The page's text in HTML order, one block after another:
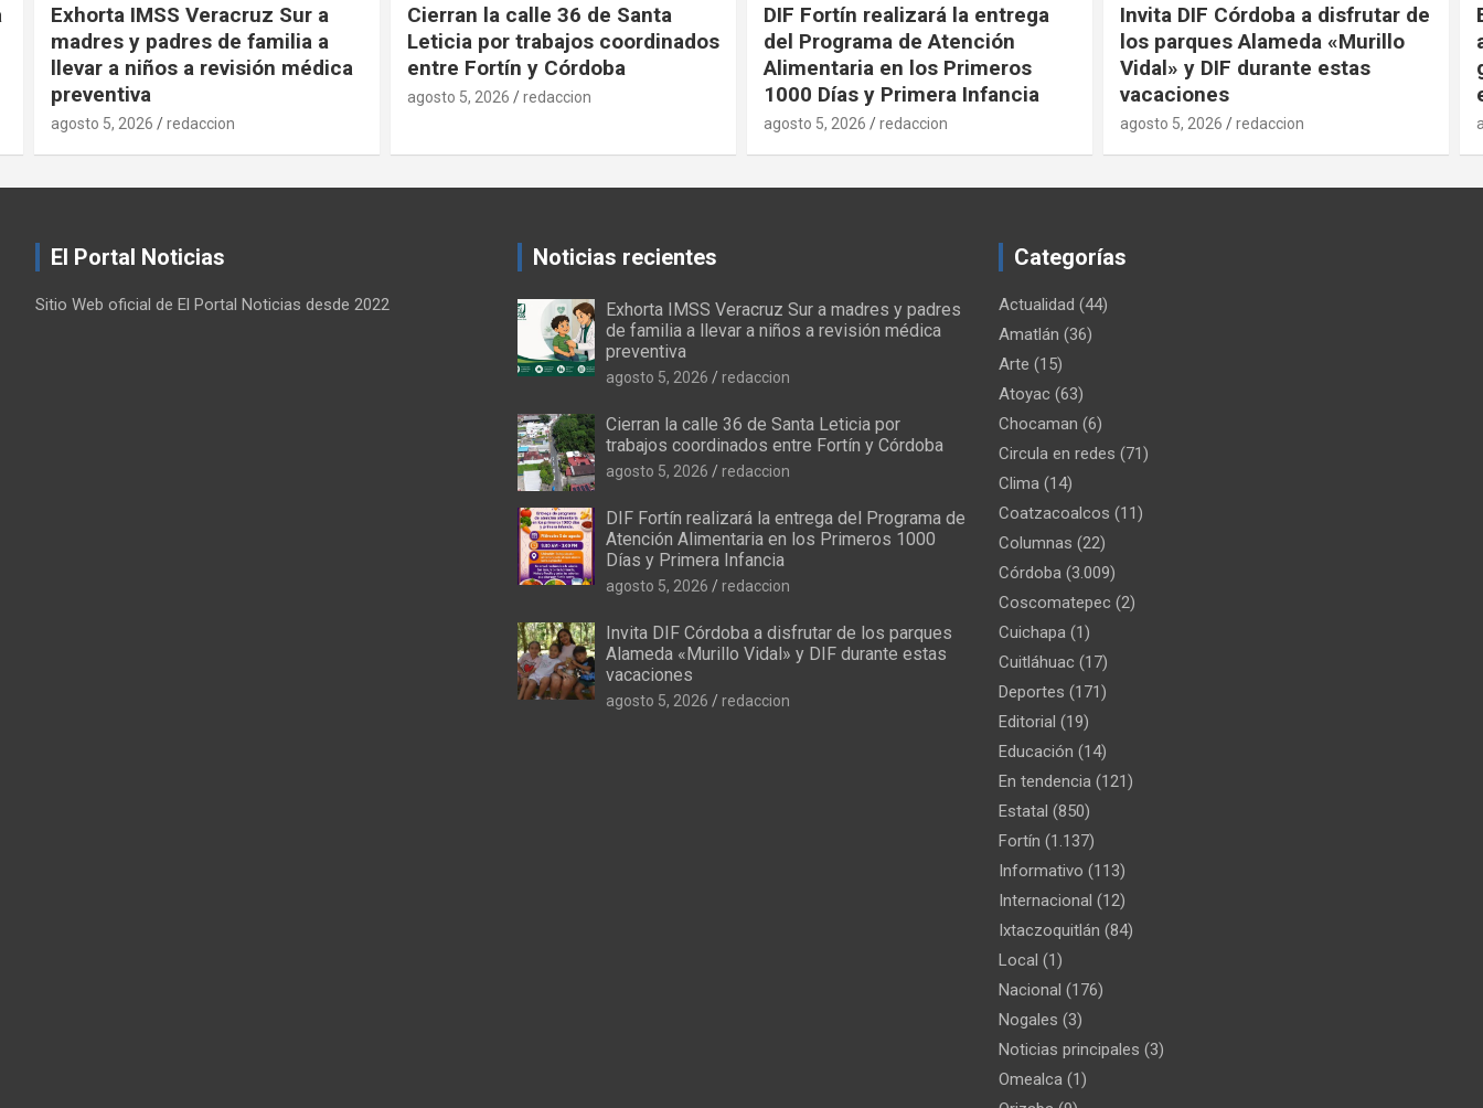
Cierran la calle 36 de Santa
Leticia por trabajos coordinados
entre Fortín y Córdoba
agosto 5, 2026
DIF Fortín realizará la entrega
del Programa de Atención
Alimentaria en los Primeros
1000 Días y Primera Infancia
Invita DIF Córdoba a disfrutar de
los parques Alameda «Murillo
Vidal» y DIF durante estas
vacaciones
agosto 5, 2026 redaccion
Brigada Odontológica brindará
atención y medicamento
gratuito: SMDIF, UNAM, FEMSA
e Yza
agosto 5, 2026 redaccion
El Portal Noticias
Sitio Web oficial de El Portal Noticias desde 2022
Noticias recientes
Exhorta IMSS Veracruz Sur a madres y padres
de familia a llevar a niños a revisión médica
preventiva
agosto 5, 2026 redaccion
Cierran la calle 36 de Santa Leticia por
trabajos coordinados entre Fortín y Córdoba
agosto 5, 2026 redaccion
DIF Fortín realizará la entrega del Programa de
Atención Alimentaria en los Primeros 1000
Días y Primera Infancia
agosto 5, 2026 redaccion
Invita DIF Córdoba a disfrutar de los parques
Alameda «Murillo Vidal» y DIF durante estas
vacaciones
agosto 5, 2026 redaccion
Categorías
Actualidad (44)
Amatlán (36)
Arte (15)
Atoyac (63)
Chocaman (6)
Circula en redes (71)
Clima (14)
Coatzacoalcos (11)
Columnas (22)
Córdoba (3.009)
Coscomatepec (2)
Cuichapa (1)
Cuitláhuac (17)
Deportes (171)
Editorial (19)
Educación (14)
En tendencia (121)
Estatal (850)
Fortín (1.137)
Informativo (113)
Internacional (12)
Ixtaczoquitlán (84)
Local (1)
Nacional (176)
Nogales (3)
Noticias principales (3)
Omealca (1)